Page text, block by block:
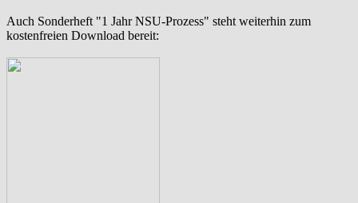
Auch Sonderheft "1 Jahr NSU-Prozess" steht weiterhin zum
kostenfreien Download bereit: